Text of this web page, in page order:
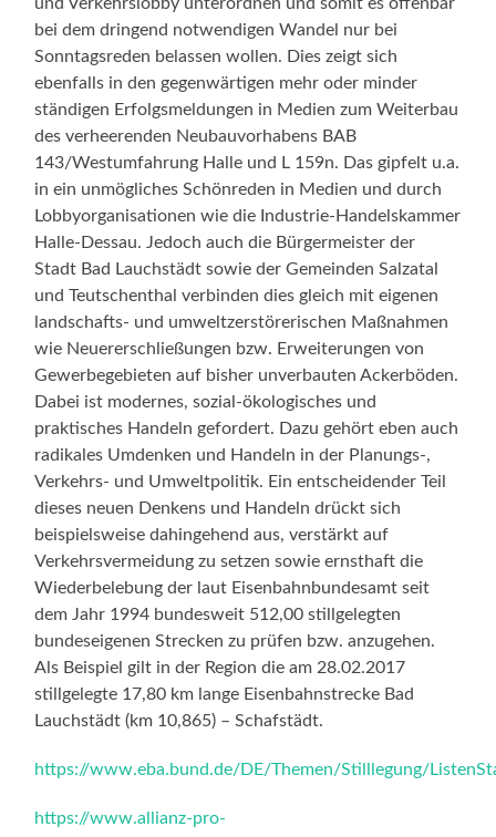
bei dem dringend notwendigen Wandel nur bei
Sonntagsreden belassen wollen. Dies zeigt sich
ebenfalls in den gegenwärtigen mehr oder minder
ständigen Erfolgsmeldungen in Medien zum Weiterbau
des verheerenden Neubauvorhabens BAB
143/Westumfahrung Halle und L 159n. Das gipfelt u.a.
in ein unmögliches Schönreden in Medien und durch
Lobbyorganisationen wie die Industrie-Handelskammer
Halle-Dessau. Jedoch auch die Bürgermeister der
Stadt Bad Lauchstädt sowie der Gemeinden Salzatal
und Teutschenthal verbinden dies gleich mit eigenen
landschafts- und umweltzerstörerischen Maßnahmen
wie Neuererschließungen bzw. Erweiterungen von
Gewerbegebieten auf bisher unverbauten Ackerböden.
Dabei ist modernes, sozial-ökologisches und
praktisches Handeln gefordert. Dazu gehört eben auch
radikales Umdenken und Handeln in der Planungs-,
Verkehrs- und Umweltpolitik. Ein entscheidender Teil
dieses neuen Denkens und Handeln drückt sich
beispielsweise dahingehend aus, verstärkt auf
Verkehrsvermeidung zu setzen sowie ernsthaft die
Wiederbelebung der laut Eisenbahnbundesamt seit
dem Jahr 1994 bundesweit 512,00 stillgelegten
bundeseigenen Strecken zu prüfen bzw. anzugehen.
Als Beispiel gilt in der Region die am 28.02.2017
stillgelegte 17,80 km lange Eisenbahnstrecke Bad
Lauchstädt (km 10,865) – Schafstädt.
https://www.eba.bund.de/DE/Themen/Stilllegung/
https://www.allianz-pro-